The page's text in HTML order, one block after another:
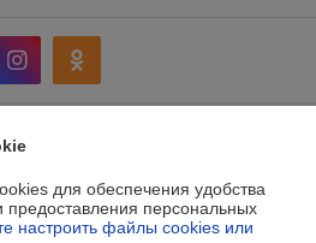
с ограниченной ответственностью
г. Дзержинск, ул. Строителей, дом 2,
для обеспечения удобства
предоставления персональных
настроить файлы cookies или